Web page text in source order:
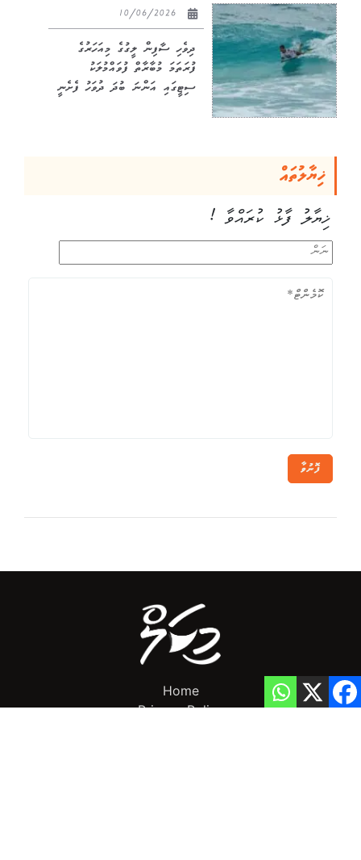
ދިވެހި ސާފިން ލީގުގެ މިއަހަރުގެ
ފުރަތަމަ މުބާރާތް ފުވައްމުލަކު
ސިޓީގައި އަންނަ ބުދަ ދުވަހު ފެށެނީ
ޚިޔާލުތައް
ޚިޔާލު ފާޅު ކުރައްވާ !
ފޮނުވާ
Home
Privacy Policy